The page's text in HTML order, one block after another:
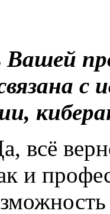
с
всё
и